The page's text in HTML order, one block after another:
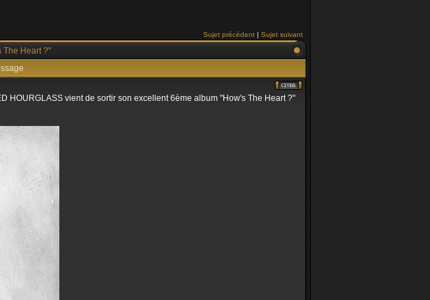
Sujet précédent | Sujet suivant
The Heart ?"
HOURGLASS vient de sortir son excellent 6ème album "How's The Heart ?"